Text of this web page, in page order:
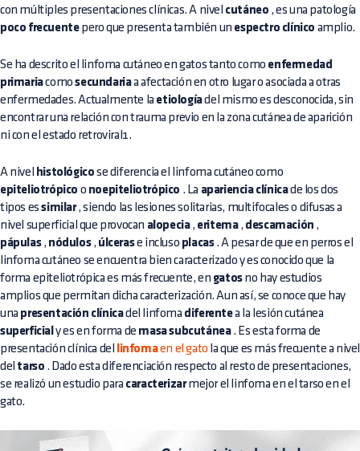
con múltiples presentaciones clínicas. A nivel cutáneo , es una patología
poco frecuentepero que presenta también un espectro clínico amplio.
Se ha descrito el linfoma cutáneo en gatos tanto como enfermedad
primariacomosecundariaa afectación en otro lugar o asociada a otras
enfermedades. Actualmente la etiologíadel mismo es desconocida, sin
encontrar una relación con trauma previo en la zona cutánea de aparición
ni con el estado retroviral1.
A nivel histológico se diferencia el linfoma cutáneo como
epiteliotrópico o noepiteliotrópico . La apariencia clínicade los dos
tipos essimilar, siendo las lesiones solitarias, multifocales o difusas a
nivel superficial que provocan alopecia, eritema, descamación ,
pápulas, nódulos, úlcerase incluso placas. A pesar de que en perros el
linfoma cutáneo se encuentra bien caracterizado y es conocido que la
forma epiteliotrópica es más frecuente, en gatosno hay estudios
amplios que permitan dicha caracterización. Aun así, se conoce que hay
una presentación clínicadel linfoma diferentea la lesión cutánea
superficial y es en forma de masa subcutánea. Es esta forma de
presentación clínica del
linfomaen el gato la que es más frecuente a nivel
del tarso . Dado esta diferenciación respecto al resto de presentaciones,
se realizó un estudio para caracterizarmejor el linfoma en el tarso en el
gato.